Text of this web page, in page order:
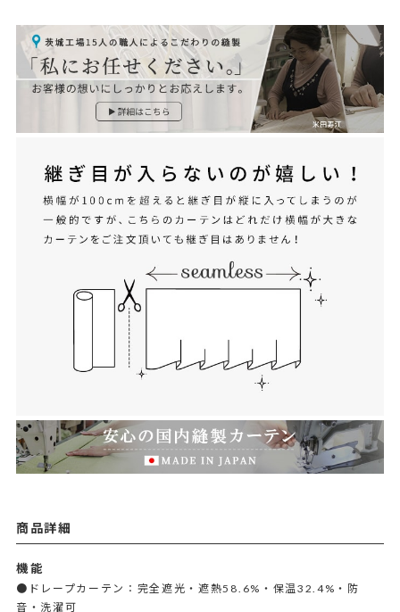
商品詳細
機能
●ドレープカーテン：完全遮光・遮熱58.6%・保温32.4%・防
音・洗濯可